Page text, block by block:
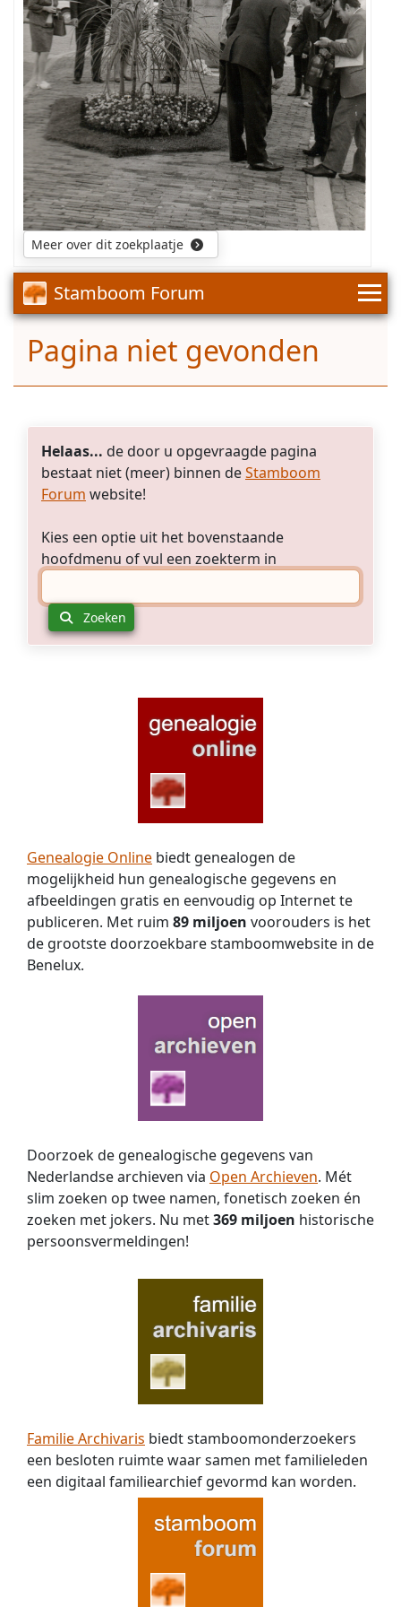
was
aanwezig
in
het
album
van
Harrie
Giesen
Zeddam.
Meer over dit zoekplaatje
Stamboom Forum
Pagina niet gevonden
Helaas... de door u opgevraagde pagina
bestaat niet (meer) binnen deStamboom
Forum website!
Kies een optie uit het bovenstaande
hoofdmenu of vul een zoekterm in
Zoeken
Genealogie Online biedt genealogen de
mogelijkheid hun genealogische gegevens en
afbeeldingen gratis en eenvoudig op Internet te
publiceren. Met ruim 89 miljoen voorouders is het
de grootste doorzoekbare stamboomwebsite in de
Benelux.
Doorzoek de genealogische gegevens van
Nederlandse archieven via Open Archieven. Mét
slim zoeken op twee namen, fonetisch zoeken én
zoeken met jokers. Nu met369 miljoen historische
persoons­vermeldingen!
Familie Archivaris biedt stamboomonderzoekers
een besloten ruimte waar samen met familieleden
een digitaal familiearchief gevormd kan worden.